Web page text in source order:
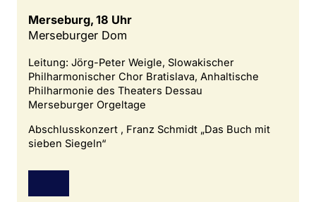
Merseburg, 18 Uhr
Merseburger Dom
Leitung: Jörg-Peter Weigle, Slowakischer
Philharmonischer Chor Bratislava, Anhaltische
Philharmonie des Theaters Dessau
Merseburger Orgeltage
Abschlusskonzert , Franz Schmidt „Das Buch mit
sieben Siegeln“